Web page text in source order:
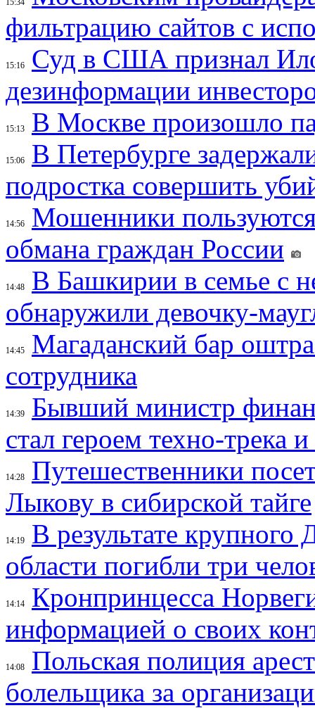
15:34
фильтрацию сайтов с
15:16
Суд в США признал
дезинформации
15:13 В Москве произошло
15:06
В Петербурге
подростка совершить
14:56
Мошенники
обмана граждан России
14:48
В Башкирии в семье с
обнаружили девочку-
14:45
Магаданский бар
сотрудника
14:39
Бывший министр
стал героем техно-трека
14:28
Путешественники
Лыкову в сибирской тайге
14:19
В результате крупного
области погибли три
14:14
Кронпринцесса
информацией о своих
14:08
Польская полиция
болельщика за